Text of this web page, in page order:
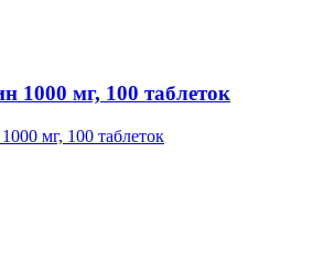
1000 мг, 100 таблеток